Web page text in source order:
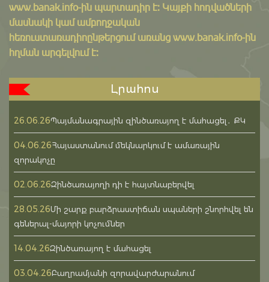
www.banak.info-ին պարտադիր է: Կայքի հոդվածների
մասնակի կամ ամբողջական
հեռուստառադիոընթերցում առանց www.banak.info-ին
հղման արգելվում է:
Լրահոս
26.06.26Պայմանագրային զինծառայող է մահացել․ ՔԿ
04.06.26Հայաստանում մեկնարկում է ամառային
զորակոչը
02.06.26Զինծառայողի դի է հայտնաբերվել
28.05.26Մի շարք բարձրաստիճան սպաների շնորհվել են
գեներալ-մայորի կոչումներ
14.04.26Զինծառայող է մահացել
03.04.26Բաղրամյանի զորավարժարանում